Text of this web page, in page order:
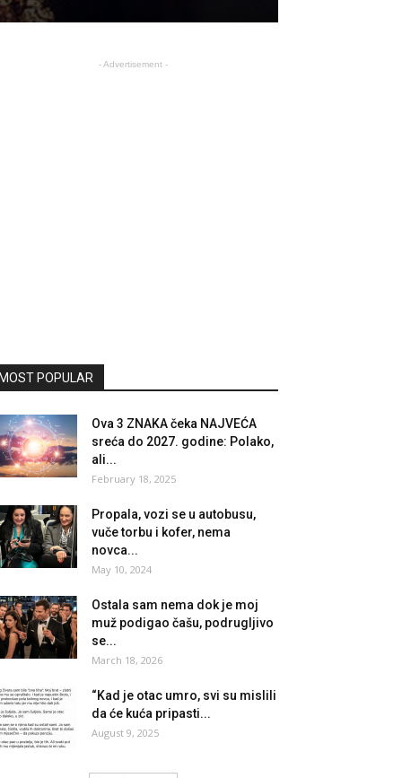
- Advertisement -
POPULAR
Ova 3 ZNAKA čeka NAJVEĆA
sreća do 2027. godine: Polako,
ali...
February 18, 2025
Propala, vozi se u autobusu,
vuče torbu i kofer, nema
novca...
May 10, 2024
Ostala sam nema dok je moj
muž podigao čašu, podrugljivo
se...
March 18, 2026
“Kad je otac umro, svi su mislili
da će kuća pripasti...
August 9, 2025